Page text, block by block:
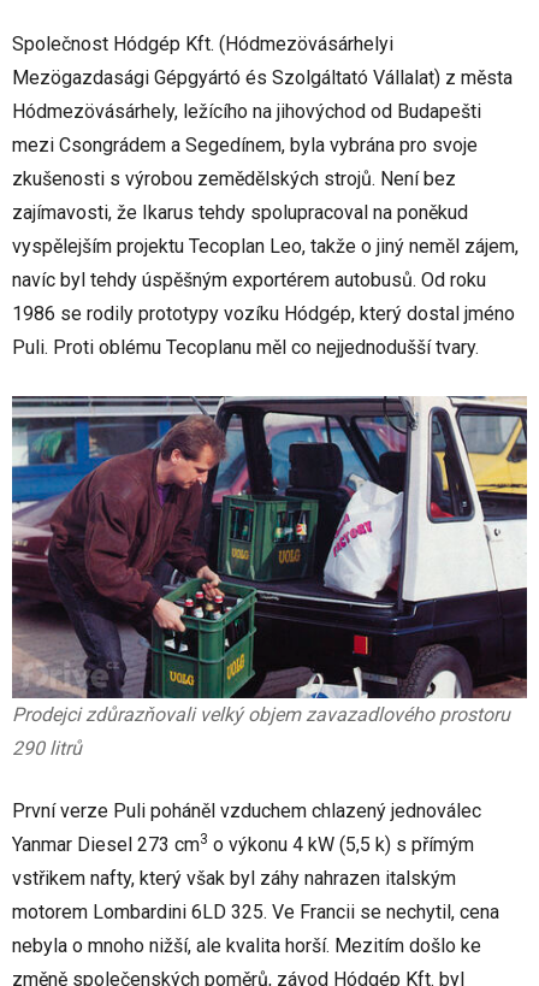
Společnost Hódgép Kft. (Hódmezövásárhelyi
Mezögazdasági Gépgyártó és Szolgáltató Vállalat) z města
Hódmezövásárhely, ležícího na jihovýchod od Budapešti
mezi Csongrádem a Segedínem, byla vybrána pro svoje
zkušenosti s výrobou zemědělských strojů. Není bez
zajímavosti, že Ikarus tehdy spolupracoval na poněkud
vyspělejším projektu Tecoplan Leo, takže o jiný neměl zájem,
navíc byl tehdy úspěšným exportérem autobusů. Od roku
1986 se rodily prototypy vozíku Hódgép, který dostal jméno
Puli. Proti oblému Tecoplanu měl co nejjednodušší tvary.
Prodejci zdůrazňovali velký objem zavazadlového prostoru
290 litrů
První verze Puli poháněl vzduchem chlazený jednoválec
Yanmar Diesel 273 cm3 o výkonu 4 kW (5,5 k) s přímým
vstřikem nafty, který však byl záhy nahrazen italským
motorem Lombardini 6LD 325. Ve Francii se nechytil, cena
nebyla o mnoho nižší, ale kvalita horší. Mezitím došlo ke
změně společenských poměrů, závod Hódgép Kft. byl